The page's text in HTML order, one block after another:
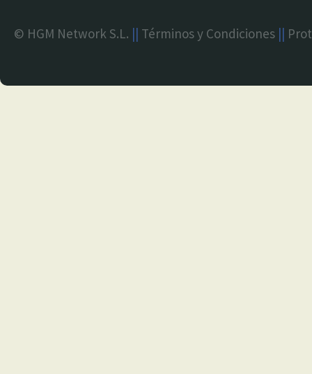
© HGM Network S.L. || Términos y Condiciones ||